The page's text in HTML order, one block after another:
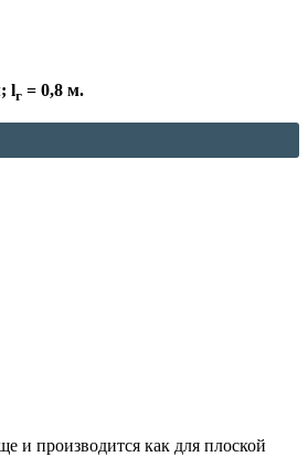
lг = 0,8 м.
и производится как для плоской